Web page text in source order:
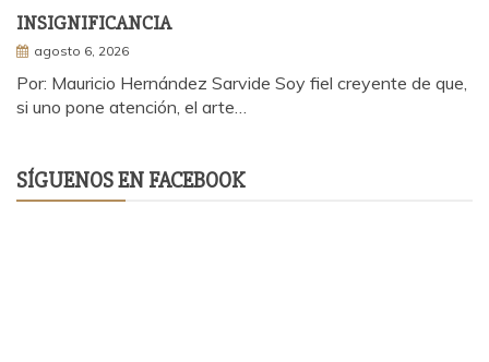
INSIGNIFICANCIA
agosto 6, 2026
Por: Mauricio Hernández Sarvide Soy fiel creyente de que,
si uno pone atención, el arte…
SÍGUENOS EN FACEBOOK